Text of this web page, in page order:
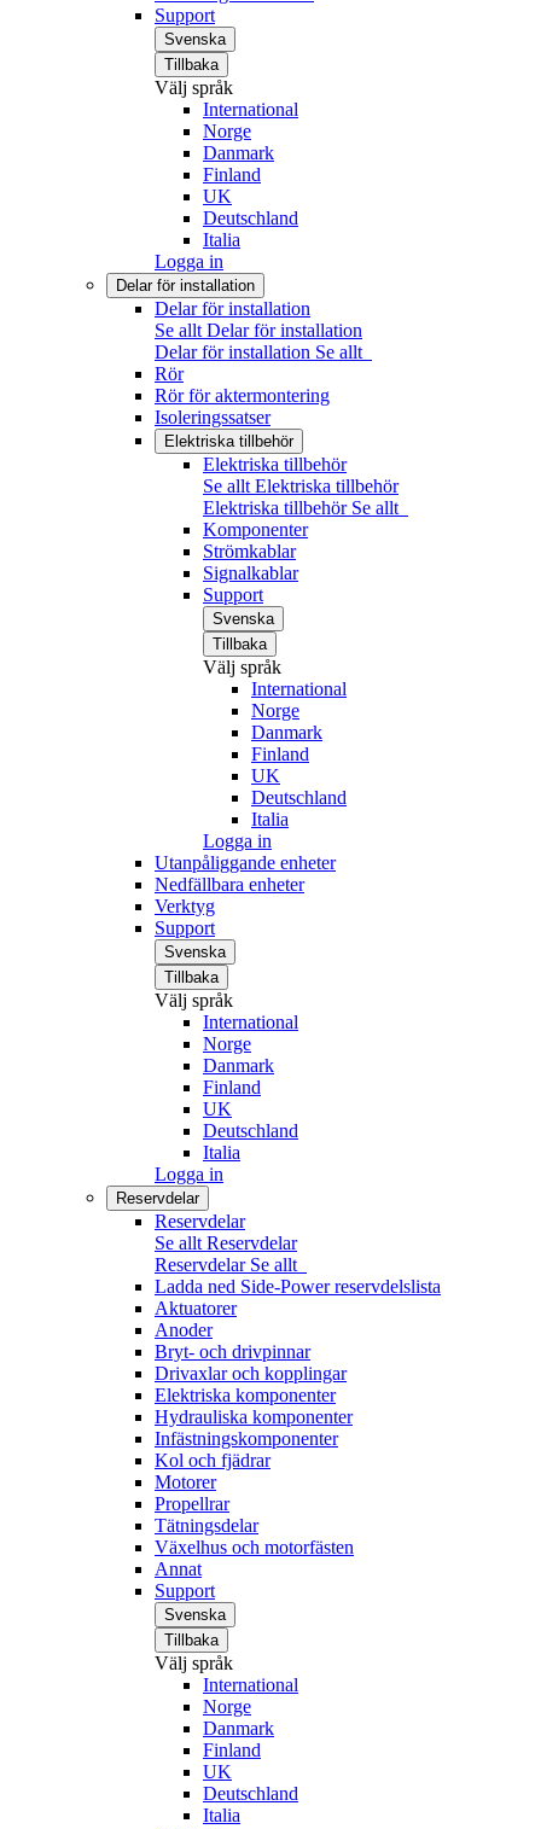
Support
Svenska
Tillbaka
Välj språk
International
Norge
Danmark
Finland
UK
Deutschland
Italia
Logga in
Delar för installation
Delar för installation
Se allt Delar för installation
Delar för installation Se allt
Rör
Rör för aktermontering
Isoleringssatser
Elektriska tillbehör
Elektriska tillbehör
Se allt Elektriska tillbehör
Elektriska tillbehör Se allt
Komponenter
Strömkablar
Signalkablar
Support
Svenska
Tillbaka
Välj språk
International
Norge
Danmark
Finland
UK
Deutschland
Italia
Logga in
Utanpåliggande enheter
Nedfällbara enheter
Verktyg
Support
Svenska
Tillbaka
Välj språk
International
Norge
Danmark
Finland
UK
Deutschland
Italia
Logga in
Reservdelar
Reservdelar
Se allt Reservdelar
Reservdelar Se allt
Ladda ned Side-Power reservdelslista
Aktuatorer
Anoder
Bryt- och drivpinnar
Drivaxlar och kopplingar
Elektriska komponenter
Hydrauliska komponenter
Infästningskomponenter
Kol och fjädrar
Motorer
Propellrar
Tätningsdelar
Växelhus och motorfästen
Annat
Support
Svenska
Tillbaka
Välj språk
International
Norge
Danmark
Finland
UK
Deutschland
Italia